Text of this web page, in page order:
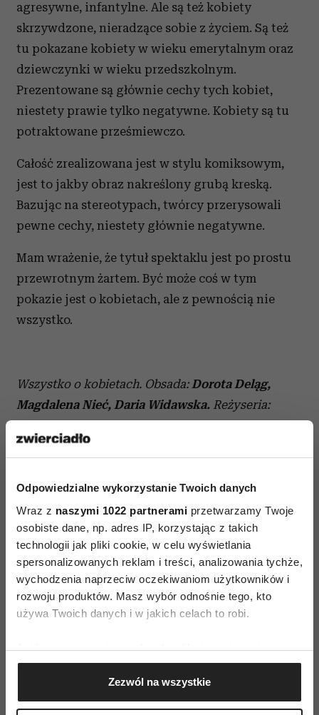
Odpowiedzialne wykorzystanie Twoich danych
Wraz z naszymi 1022 partnerami przetwarzamy Twoje
osobiste dane, np. adres IP, korzystając z takich
technologii jak pliki cookie, w celu wyświetlania
spersonalizowanych reklam i treści, analizowania tychże,
wychodzenia naprzeciw oczekiwaniom użytkowników i
rozwoju produktów. Masz wybór odnośnie tego, kto
używa Twoich danych i w jakich celach to robi.
Jeśli wyrazisz na to zgodę, chcielibyśmy również:
Gromadzić dane dotyczące Twojej lokalizacji
geograficznej z dokładnością nawet do kilku metrów
Identyfikować Twoje urządzenie, aktywnie
Zezwól na wszystkie
agresywne, infantylne. Ale są też kobiety
skrzywdzone, nieradzące sobie z życiem. Są też
tu pokazane kobiety w wieku emerytalnym oraz
dziewczynki w wieku przedszkolnym.
Prezentowane są głównie cechy tych kobiet,
niestety prawie tylko negatywne. Kobiety są tu
potraktowane prześmiewczo.
Całość zrealizowana jest w stylu komiksowym,
jest to jakby obraz nakreślony grubą kreską.
Bazując na stereotypach, twórcy przerysowali
pewne cechy, niestety głównie negatywne.
Mam wrażenie, że tytuł spektaklu jest po prostu
przewrotnym żartem. Być może coś w tym
pokazie jest o kobietach, ale z pewnością nie
wszystko.
Wszystko o kobietach. Obsada:Dorota Deląg,
Magdalena Nieć, Daria Widawska. Reżyseria:
Anna Tuszyńska. Teatr Kamienica.
AUTOPROMOCJA